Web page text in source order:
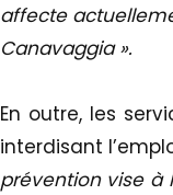
affecte
Canavaggia ».
En outre, les
interdisant
prévention vise à